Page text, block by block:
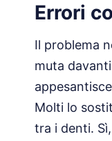
Errori
Il problema
muta
Molti lo
tra i denti.